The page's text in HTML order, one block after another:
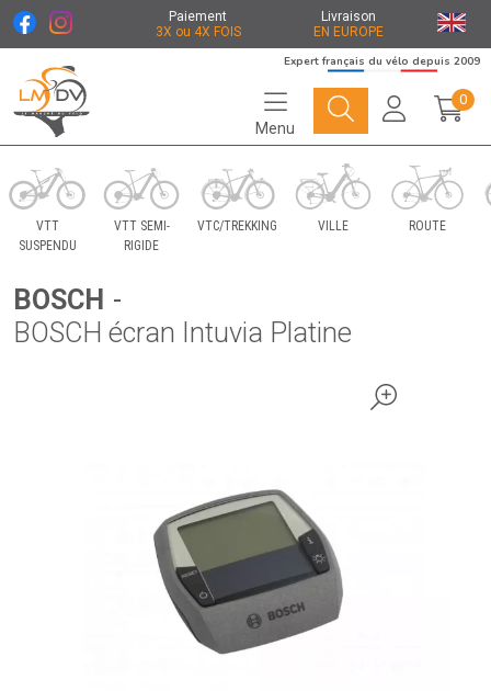
Paiement
3X ou 4X FOIS
Livraison
EN EUROPE
Le Marché du Vélo Votre distributeurs de vélo
Expert français du vélo depuis 2009
Menu
0
VTT
SUSPENDU
VTT SEMI-
RIGIDE
VTC/TREKKING VILLE ROUTE
BOSCH -
BOSCH écran Intuvia Platine